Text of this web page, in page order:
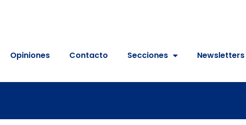
Opiniones Contacto Secciones Newsletters